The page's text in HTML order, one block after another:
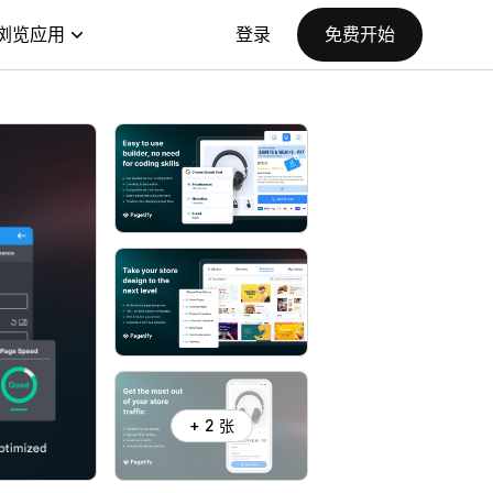
览应用 登录 免费开始
+ 2 张